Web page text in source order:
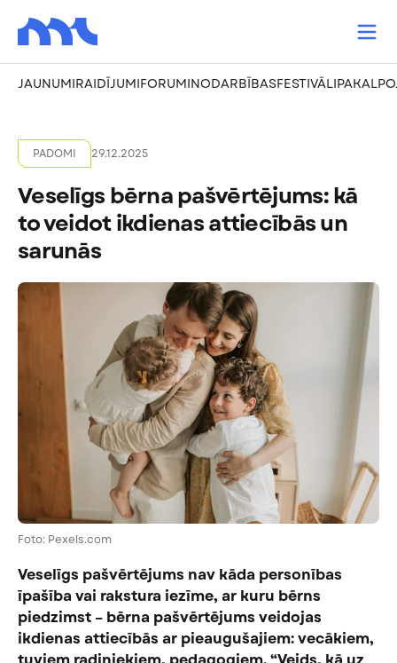
JAUNUMIRAIDĪJUMIFORUMINODARBĪBASFESTIVĀLI
PADOMI 29.12.2025
Veselīgs bērna pašvērtējums: kā
to veidot ikdienas attiecībās un
sarunās
Foto: Pexels.com
Veselīgs pašvērtējums nav kāda personības
īpašība vai rakstura iezīme, ar kuru bērns
piedzimst – bērna pašvērtējums veidojas
ikdienas attiecībās ar pieaugušajiem: vecākiem,